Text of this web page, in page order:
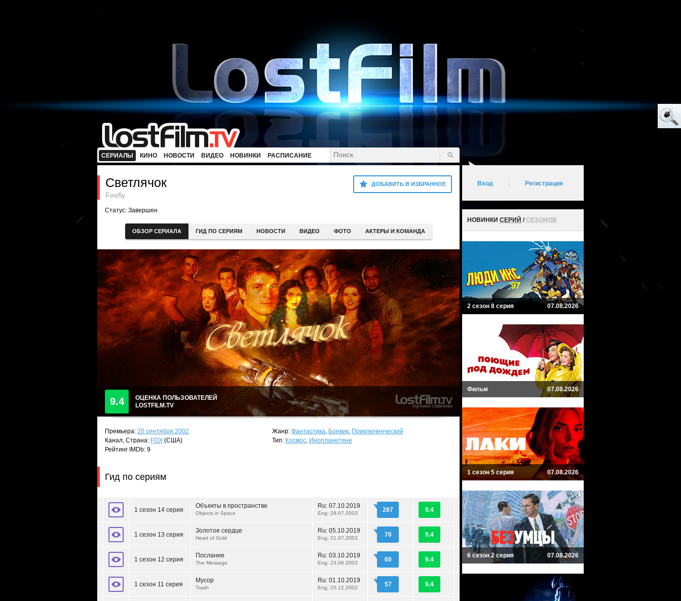
СЕРИАЛЫ КИНО НОВОСТИ ВИДЕО НОВИНКИ РАСПИСАНИЕ
ДОБАВИТЬ В ИЗБРАННОЕ
Светлячок
Firefly
Статус: Завершен
ОБЗОР СЕРИАЛА ГИД ПО СЕРИЯМ НОВОСТИ ВИДЕО ФОТО АКТЕРЫ И КОМАНДА
9.4
ОЦЕНКА ПОЛЬЗОВАТЕЛЕЙ
LOSTFILM.TV
Премьера: 20 сентября 2002
Канал, Страна: FOX (США)
Рейтинг IMDb: 9
Жанр: Фантастика, Боевик, Приключенческий
Тип: Космос, Инопланетяне
Гид по сериям
1 сезон 14 серия
Объекты в пространстве
Objects in Space
Ru: 07.10.2019
Eng: 28.07.2003 287 9.4
1 сезон 13 серия
Золотое сердце
Heart of Gold
Ru: 05.10.2019
Eng: 21.07.2003 70 9.4
1 сезон 12 серия
Послание
The Message
Ru: 03.10.2019
Eng: 23.06.2003 60 9.4
1 сезон 11 серия
Мусор
Trash
Ru: 01.10.2019
Eng: 20.12.2002 57 9.4
Вход Регистрация
НОВИНКИ СЕРИЙ /СЕЗОНОВ
2 сезон 8 серия 07.08.2026
Фильм 07.08.2026
1 сезон 5 серия 07.08.2026
6 сезон 2 серия 07.08.2026